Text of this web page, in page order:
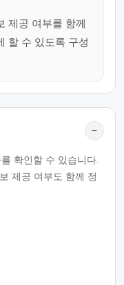
제공 여부를 함께
할 수 있도록 구성
−
확인할 수 있습니다.
제공 여부도 함께 정